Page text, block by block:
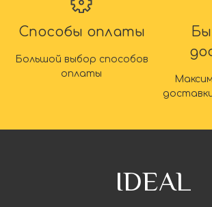
Способы оплаты
Большой выбор способов
оплаты
IDEAL